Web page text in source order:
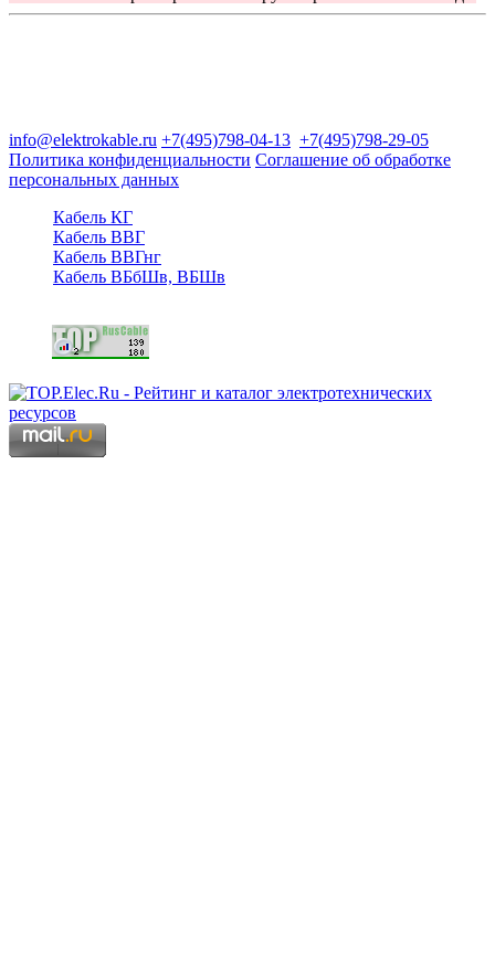
info@elektrokable.ru +7(495)798-04-13 +7(495)798-29-05
Политика конфиденциальности Соглашение об обработке
персональных данных
Кабель КГ
Кабель ВВГ
Кабель ВВГнг
Кабель ВБбШв, ВБШв